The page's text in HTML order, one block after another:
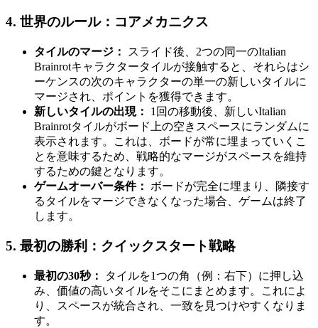
4. 世界のルール：コアメカニクス
タイルのマージ：
スライド後、2つの同一のItalian
Brainrotキャラクタータイルが接触すると、それらはシ
ーケンスの次のキャラクターの単一の新しいタイルに
マージされ、ポイントを獲得できます。
新しいタイルの出現：
1回の移動後、新しいItalian
Brainrotタイルがボード上の空きスペースにランダムに
表示されます。これは、ボードが常に埋まっていくこ
とを意味するため、戦略的なマージがスペースを維持
するための鍵となります。
ゲームオーバー条件：
ボードが完全に埋まり、隣接す
るタイルをマージできなくなった場合、ゲームは終了
します。
5. 最初の勝利：クイックスタート戦略
最初の30秒：
タイルを1つの角（例：右下）に押し込
み、価値の高いタイルをそこにまとめます。これによ
り、スペースが統合され、一致を見つけやすくなりま
す。